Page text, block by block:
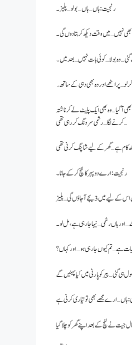
رنجیت: ہاں… ہاں… بولو… پلیز۔
نہیں… میں وقت دیکھ کر بتا دوں گی۔
وہ بولا… کوئی بات نہیں… بعد میں۔
لو… پراٹھے اور وہ بھی دہی کے ساتھ۔
آ گیا… وہ بھی ایک پلیٹ لے کر ناشتہ
کرنے لگا… رشمی سرونگ کر رہی تھی…
رنجیت: ارے دوپہر کا لنچ کر کے جانا۔
ہاں رشمی… نیہا جا رہی ہے، مل لو۔
ہے… تم کیوں جا رہی ہو… اور کہاں؟